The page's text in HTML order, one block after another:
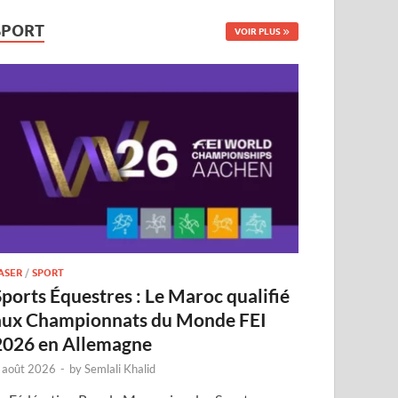
VOIR PLUS
/SPORT
Équestres : Le Maroc qualifié
Championnats du Monde FEI
en Allemagne
2026 - bySemlali Khalid